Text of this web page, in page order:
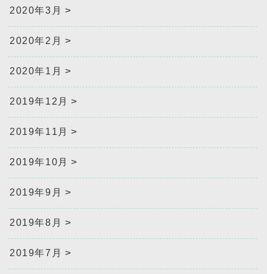
2020年3月
2020年2月
2020年1月
2019年12月
2019年11月
2019年10月
2019年9月
2019年8月
2019年7月